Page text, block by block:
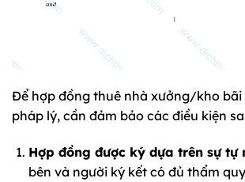
Để hợp đồng thuê nhà xưởng/kho bãi
pháp lý, cần đảm bảo các điều kiện
Hợp đồng được ký dựa trên sự tự
bên và người ký kết có đủ thẩm